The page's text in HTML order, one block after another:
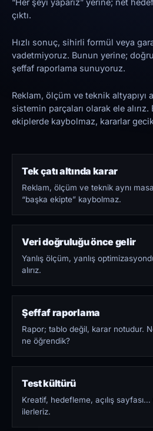
“Her şeyi yaparız” yerine; net
çıktı.
Hızlı sonuç, sihirli formül veya
vadetmiyoruz. Bunun yerine;
şeffaf raporlama sunuyoruz.
Reklam, ölçüm ve teknik altyapıyı
sistemin parçaları olarak ele
ekiplerde kaybolmaz, kararlar
Tek çatı altında karar
Reklam, ölçüm ve teknik aynı
“başka ekipte” kaybolmaz.
Veri doğruluğu önce gelir
Yanlış ölçüm, yanlış
alırız.
Şeffaf raporlama
Rapor; tablo değil, karar notudur.
ne öğrendik?
Test kültürü
Kreatif, hedefleme, açılış
ilerleriz.